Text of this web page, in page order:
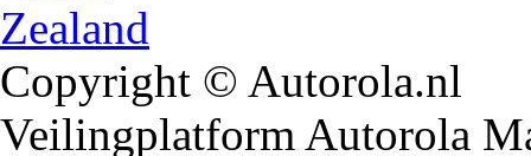
Copyright © Autorola.nl
Veilingplatform Autorola